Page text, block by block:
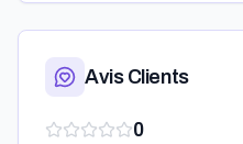
Avis Clients
0